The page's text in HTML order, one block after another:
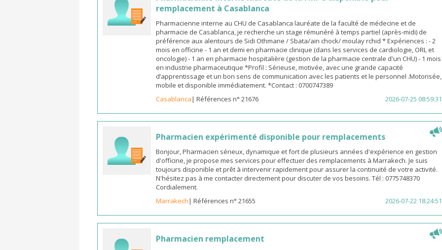
remplacement à Casablanca
Pharmacienne interne au CHU de Casablanca lauréate de la faculté de médecine et de
pharmacie de Casablanca, je recherche un stage rémunéré à temps partiel (après-midi) de
préférence aux alentours de Sidi Othmane / Sbata/ain chock/ moulay rchid * Expériences : - 2
mois en officine - 1 an et demi en pharmacie clinique (dans les services de cardiologie, ORL et
oncologie) - 1 an en pharmacie hospitalière (gestion de la pharmacie centrale d'un CHU) - 1 mois
en industrie pharmaceutique *Profil : Sérieuse, motivée, avec une grande capacité
d’apprentissage et un bon sens de communication avec les patients et le personnel .Motorisée,
mobile et disponible immédiatement. *Contact : 0700747389
Casablanca| Références n° 21676 2026-07-25 08:59:31
Pharmacien expérimenté disponible pour remplacements
Bonjour, Pharmacien sérieux, dynamique et fort de plusieurs années d'expérience en gestion
d'officine, je propose mes services pour effectuer des remplacements à Marrakech. Je suis
toujours disponible et prêt à intervenir rapidement pour assurer la continuité de votre activité.
N'hésitez pas à me contacter directement pour discuter de vos besoins. Tél : 0775748370
Cordialement.
Marrakech| Références n° 21655 2026-07-22 18:24:51
Pharmacien remplacement